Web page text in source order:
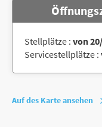
Stellplätze : von
Servicestellplätze :
Auf des Karte ansehen